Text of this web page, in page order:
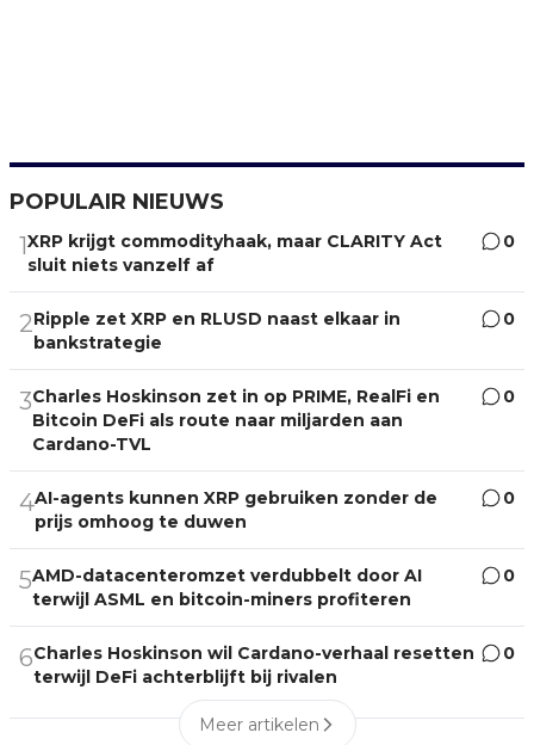
POPULAIR NIEUWS
1XRP krijgt commodityhaak, maar CLARITY Act
sluit niets vanzelf af
0
2Ripple zet XRP en RLUSD naast elkaar in
bankstrategie
0
3Charles Hoskinson zet in op PRIME, RealFi en
Bitcoin DeFi als route naar miljarden aan
Cardano-TVL
0
4AI-agents kunnen XRP gebruiken zonder de
prijs omhoog te duwen
0
5AMD-datacenteromzet verdubbelt door AI
terwijl ASML en bitcoin-miners profiteren
0
6Charles Hoskinson wil Cardano-verhaal resetten
terwijl DeFi achterblijft bij rivalen
0
Meer artikelen